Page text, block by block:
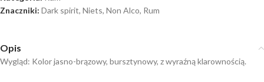
Znaczniki: Dark spirit, Niets, Non Alco, Rum
Opis
Wygląd: Kolor jasno-brązowy, bursztynowy, z wyraźną klarownością.